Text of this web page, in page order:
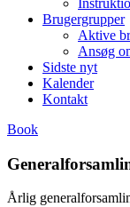
Brugergrupper
Aktive
Ansøg
Sidste nyt
Kalender
Kontakt
Book
Årlig